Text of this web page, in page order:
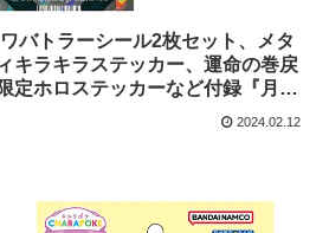
バトラーシール2枚セット、メタ
キラキラステッカー、運命の巻戻
定ホロステッカーなど付録『月刊
号』2月15日（木）発売。予約受
2024.02.12